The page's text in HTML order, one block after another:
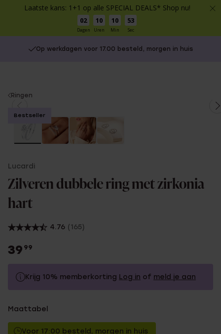
Laatste kans: 1+1 op alle SPECIAL DEALS* Shop nu!
02
Dagen
10
Uren
10
Min
52
Sec
Op werkdagen voor 17.00 besteld, morgen in huis
You
here:
Ringen
Bestseller
Lucardi
Zilveren dubbele ring met zirkonia
hart
4.76 (165)
39 99
Krijg 10% memberkorting Log in of meld je aan
Zonder memberkorting
Maattabel
Voor 17:00 besteld, morgen in huis